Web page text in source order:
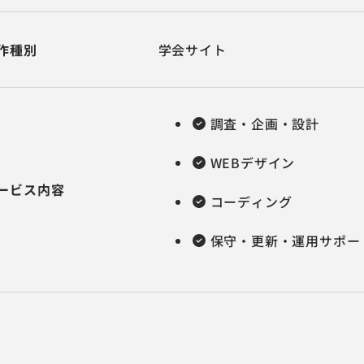
種別 学会サイト
ビス内容
調査・企画・設計
WEBデザイン
コーディング
保守・更新・運用サポー